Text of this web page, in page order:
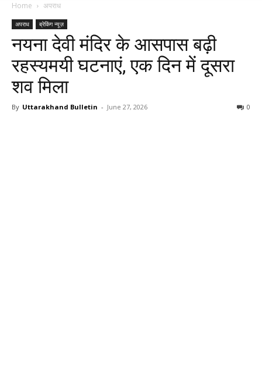
Home अपराध
अपराध ब्रेकिंग न्यूज़
नयना देवी मंदिर के आसपास बढ़ी
रहस्यमयी घटनाएं, एक दिन में दूसरा
शव मिला
By Uttarakhand Bulletin - June 27, 2026 0